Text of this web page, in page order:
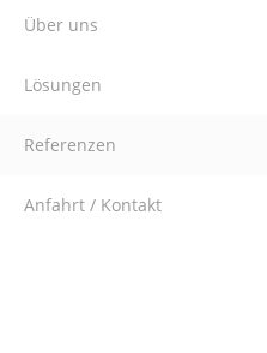
Über uns
Lösungen
Referenzen
Anfahrt / Kontakt